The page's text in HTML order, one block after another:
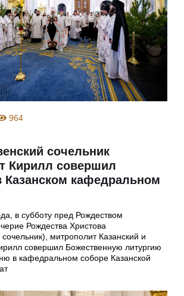
964
сочельник
Кирилл совершил
Казанском кафедральном
в субботу пред Рождеством
Рождества Христова
митрополит Казанский и
совершил Божественную литургию
в кафедральном соборе Казанской